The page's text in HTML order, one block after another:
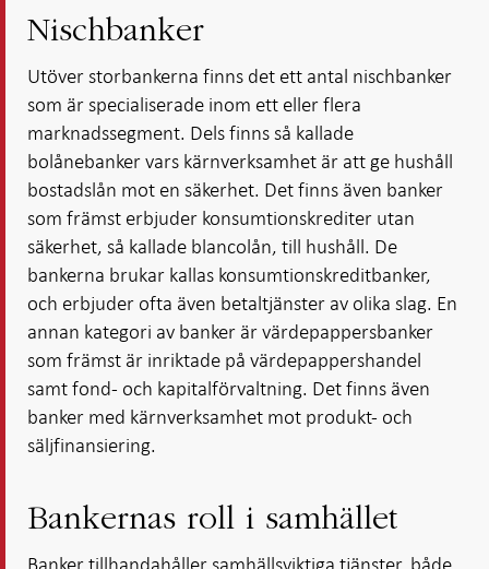
Nischbanker
Utöver storbankerna finns det ett antal nischbanker
som är specialiserade inom ett eller flera
marknadssegment. Dels finns så kallade
bolånebanker vars kärnverksamhet är att ge hushåll
bostadslån mot en säkerhet. Det finns även banker
som främst erbjuder konsumtionskrediter utan
säkerhet, så kallade blancolån, till hushåll. De
bankerna brukar kallas konsumtionskreditbanker,
och erbjuder ofta även betaltjänster av olika slag. En
annan kategori av banker är värdepappersbanker
som främst är inriktade på värdepappershandel
samt fond- och kapitalförvaltning. Det finns även
banker med kärnverksamhet mot produkt- och
säljfinansiering.
Bankernas roll i samhället